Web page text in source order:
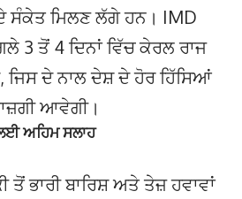
ਮਿਲਣ ਲੱਗੇ ਹਨ। IMD
3 ਤੋਂ 4 ਦਿਨਾਂ ਵਿੱਚ ਕੇਰਲ ਰਾਜ
ਜਿਸ ਦੇ ਨਾਲ ਦੇਸ਼ ਦੇ ਹੋਰ ਹਿੱਸਿਆਂ
ਆਵੇਗੀ।
ਅਹਿਮ ਸਲਾਹ
ਤੋਂ ਭਾਰੀ ਬਾਰਿਸ਼ ਅਤੇ ਤੇਜ਼ ਹਵਾਵਾਂ